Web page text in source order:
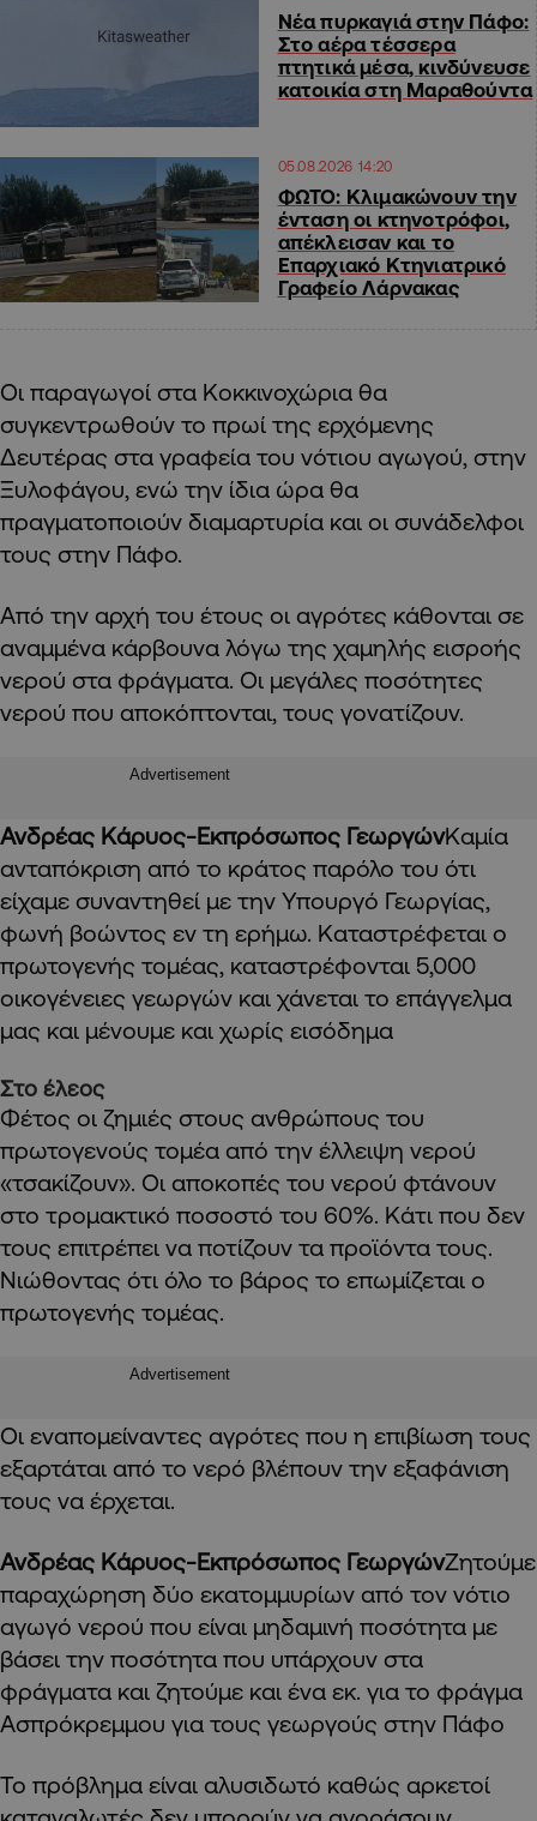
Νέα πυρκαγιά στην Πάφο:
Στο αέρα τέσσερα
πτητικά μέσα, κινδύνευσε
κατοικία στη Μαραθούντα
05.08.2026 14:20
ΦΩΤΟ: Κλιμακώνουν την
ένταση οι κτηνοτρόφοι,
απέκλεισαν και το
Επαρχιακό Κτηνιατρικό
Γραφείο Λάρνακας
Οι παραγωγοί στα Κοκκινοχώρια θα
συγκεντρωθούν το πρωί της ερχόμενης
Δευτέρας στα γραφεία του νότιου αγωγού, στην
Ξυλοφάγου, ενώ την ίδια ώρα θα
πραγματοποιούν διαμαρτυρία και οι συνάδελφοι
τους στην Πάφο.
Από την αρχή του έτους οι αγρότες κάθονται σε
αναμμένα κάρβουνα λόγω της χαμηλής εισροής
νερού στα φράγματα. Οι μεγάλες ποσότητες
νερού που αποκόπτονται, τους γονατίζουν.
Advertisement
Ανδρέας Κάρυος-Εκπρόσωπος ΓεωργώνΚαμία
ανταπόκριση από το κράτος παρόλο του ότι
είχαμε συναντηθεί με την Υπουργό Γεωργίας,
φωνή βοώντος εν τη ερήμω. Καταστρέφεται ο
πρωτογενής τομέας, καταστρέφονται 5,000
οικογένειες γεωργών και χάνεται το επάγγελμα
μας και μένουμε και χωρίς εισόδημα
Στο έλεος
Φέτος οι ζημιές στους ανθρώπους του
πρωτογενούς τομέα από την έλλειψη νερού
«τσακίζουν». Οι αποκοπές του νερού φτάνουν
στο τρομακτικό ποσοστό του 60%. Κάτι που δεν
τους επιτρέπει να ποτίζουν τα προϊόντα τους.
Νιώθοντας ότι όλο το βάρος το επωμίζεται ο
πρωτογενής τομέας.
Advertisement
Οι εναπομείναντες αγρότες που η επιβίωση τους
εξαρτάται από το νερό βλέπουν την εξαφάνιση
τους να έρχεται.
Ανδρέας Κάρυος-Εκπρόσωπος ΓεωργώνΖητούμε
παραχώρηση δύο εκατομμυρίων από τον νότιο
αγωγό νερού που είναι μηδαμινή ποσότητα με
βάσει την ποσότητα που υπάρχουν στα
φράγματα και ζητούμε και ένα εκ. για το φράγμα
Ασπρόκρεμμου για τους γεωργούς στην Πάφο
Το πρόβλημα είναι αλυσιδωτό καθώς αρκετοί